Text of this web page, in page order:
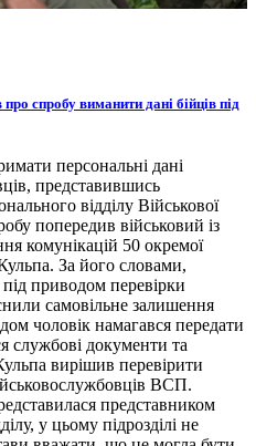
спробу виманити дані бійців під
персональні дані
представившись
відділу Військової
попередив військовий із
комунікацій 50 окремої
За його словами,
приводом перевірки
самовільне залишення
чоловік намагався передати
службові документи та
вирішив перевірити
ВСП.
представником
у цьому підрозділі не